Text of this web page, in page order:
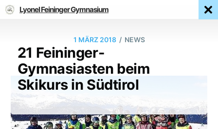
1 MÄRZ 2018 / NEWS
21 Feininger-
Gymnasiasten beim
Skikurs in Südtirol
Lyonel Feininger Gymnasium